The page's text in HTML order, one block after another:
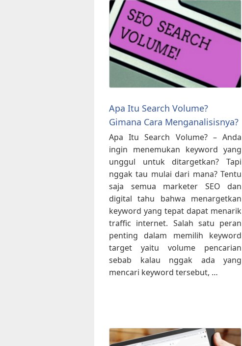
Apa Itu Search Volume?
Gimana Cara Menganalisisnya?
Apa Itu Search Volume? – Anda
ingin menemukan keyword yang
unggul untuk ditargetkan? Tapi
nggak tau mulai dari mana? Tentu
saja semua marketer SEO dan
digital tahu bahwa menargetkan
keyword yang tepat dapat menarik
traffic internet. Salah satu peran
penting dalam memilih keyword
target yaitu volume pencarian
sebab kalau nggak ada yang
mencari keyword tersebut, …